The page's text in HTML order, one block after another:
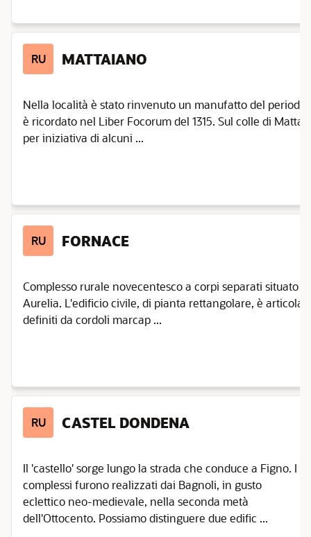
RU MATTAIANO
Nella località è stato rinvenuto un manufatto del periodo
è ricordato nel Liber Focorum del 1315. Sul colle di
per iniziativa di alcuni ...
RU FORNACE
Complesso rurale novecentesco a corpi separati situato
Aurelia. L'edificio civile, di pianta rettangolare, è
definiti da cordoli marcap ...
RU CASTEL DONDENA
Il 'castello' sorge lungo la strada che conduce a Figno. I
complessi furono realizzati dai Bagnoli, in gusto
eclettico neo-medievale, nella seconda metà
dell'Ottocento. Possiamo distinguere due edific ...